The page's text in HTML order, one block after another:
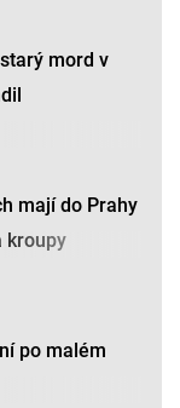
mord v
mají do Prahy
kroupy
po malém